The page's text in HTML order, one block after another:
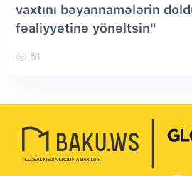
vaxtını bəyannamələrin
fəaliyyətinə yönəltsin"
51